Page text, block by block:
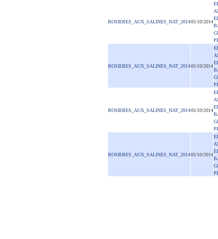
ROSIERES_AUX_SALINES_NAT_201405/10/2014
ROSIERES_AUX_SALINES_NAT_201405/10/2014
ROSIERES_AUX_SALINES_NAT_201405/10/2014
ROSIERES_AUX_SALINES_NAT_201405/10/2014